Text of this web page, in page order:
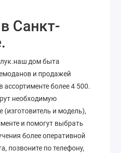
Санкт-
дом быта
и продажей
ассортименте более 4 500.
необходимую
и модель),
и помогут выбрать
более оперативной
позвоните по телефону,